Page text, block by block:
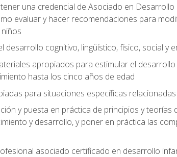
una credencial de Asociado en
evaluar y hacer recomendaciones para
desarrollo cognitivo, lingüístico, físico, social y
apropiados para estimular el
hasta los cinco años de edad
para situaciones específicas
y puesta en práctica de principios y
y desarrollo, y poner en práctica las
asociado certificado en desarrollo